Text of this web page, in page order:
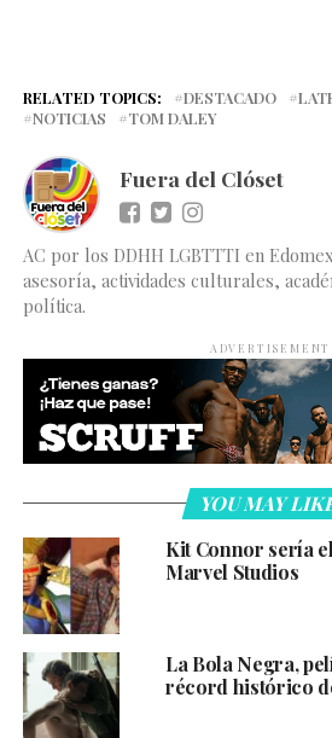
RELATED TOPICS: DESTACADO
NOTICIAS
TOM DALEY
Fuera del Clóset
AC por los DDHH LGBTTTI en
asesoría, actividades culturales,
política.
ADVERTISEMENT
YOU MAY
Kit Connor sería
Marvel Studios
La Bola Negra,
récord histórico